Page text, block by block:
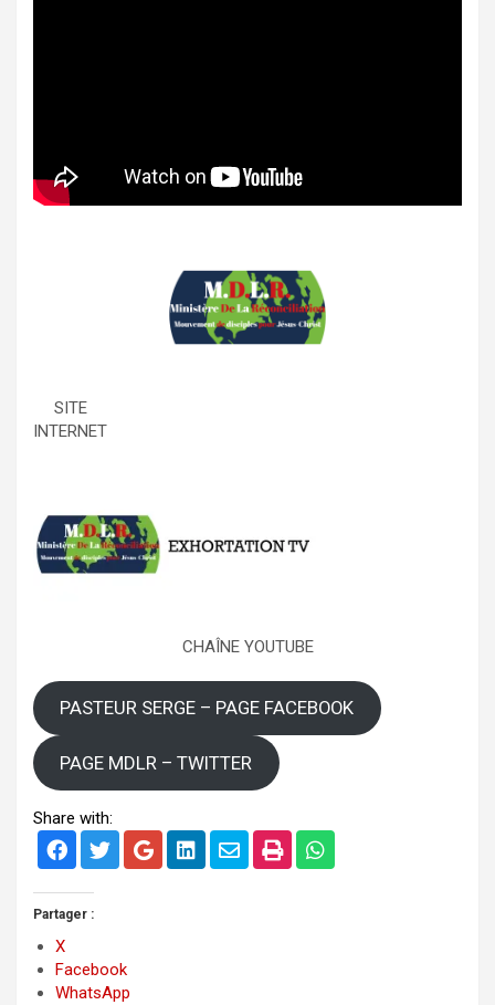
SITE
INTERNET
CHAÎNE YOUTUBE
PASTEUR SERGE – PAGE FACEBOOK
PAGE MDLR – TWITTER
Share with:
Partager :
X
Facebook
WhatsApp